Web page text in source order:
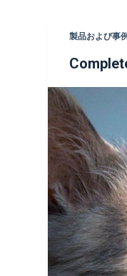
製品および事